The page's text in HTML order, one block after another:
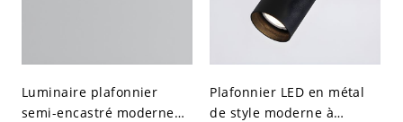
Luminaire plafonnier
semi-encastré moderne
Plafonnier LED en métal
de style moderne à